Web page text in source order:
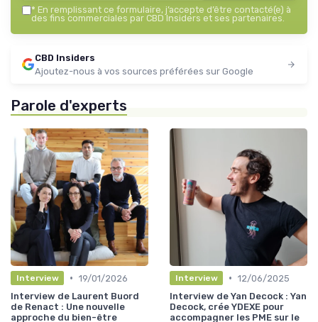
* En remplissant ce formulaire, j’accepte d’être contacté(e) à
des fins commerciales par CBD Insiders et ses partenaires.
CBD Insiders
Ajoutez-nous à vos sources préférées sur Google
Parole d'experts
Interview • 19/01/2026
Interview de Laurent Buord
de Renact : Une nouvelle
approche du bien-être
Interview • 12/06/2025
Interview de Yan Decock : Yan
Decock, crée YDEXE pour
accompagner les PME sur le